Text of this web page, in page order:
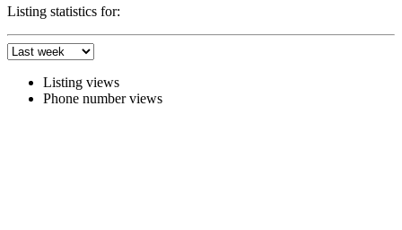
Listing statistics for:
Listing views
Phone number views